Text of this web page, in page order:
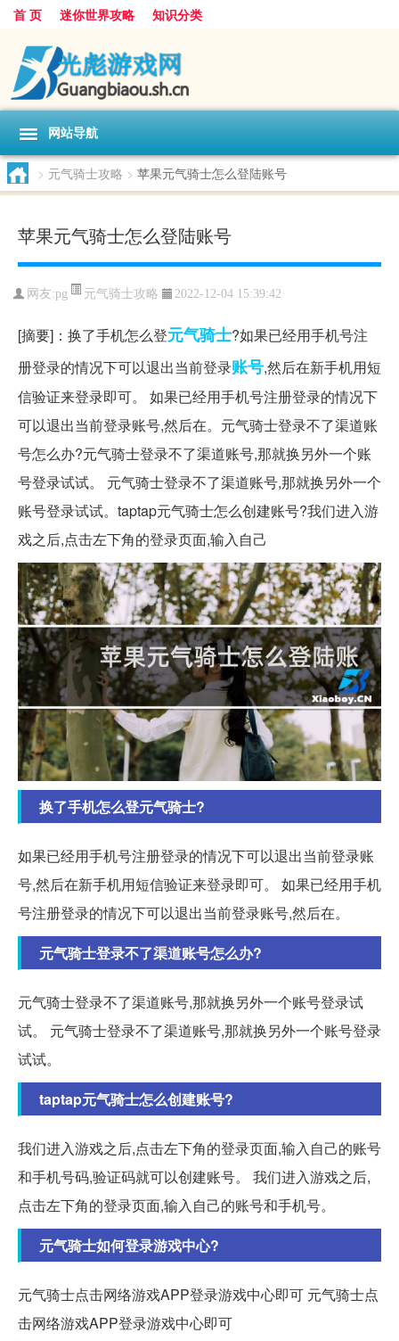
首 页 迷你世界攻略 知识分类
网站导航
> 元气骑士攻略 > 苹果元气骑士怎么登陆账号
苹果元气骑士怎么登陆账号
网友:pg 元气骑士攻略 2022-12-04 15:39:42
[摘要]：换了手机怎么登元气骑士?如果已经用手机号注
册登录的情况下可以退出当前登录账号,然后在新手机用短
信验证来登录即可。 如果已经用手机号注册登录的情况下
可以退出当前登录账号,然后在。元气骑士登录不了渠道账
号怎么办?元气骑士登录不了渠道账号,那就换另外一个账
号登录试试。 元气骑士登录不了渠道账号,那就换另外一个
账号登录试试。taptap元气骑士怎么创建账号?我们进入游
戏之后,点击左下角的登录页面,输入自己
换了手机怎么登元气骑士?
如果已经用手机号注册登录的情况下可以退出当前登录账
号,然后在新手机用短信验证来登录即可。 如果已经用手机
号注册登录的情况下可以退出当前登录账号,然后在。
元气骑士登录不了渠道账号怎么办?
元气骑士登录不了渠道账号,那就换另外一个账号登录试
试。 元气骑士登录不了渠道账号,那就换另外一个账号登录
试试。
taptap元气骑士怎么创建账号?
我们进入游戏之后,点击左下角的登录页面,输入自己的账号
和手机号码,验证码就可以创建账号。 我们进入游戏之后,
点击左下角的登录页面,输入自己的账号和手机号。
元气骑士如何登录游戏中心?
元气骑士点击网络游戏APP登录游戏中心即可 元气骑士点
击网络游戏APP登录游戏中心即可